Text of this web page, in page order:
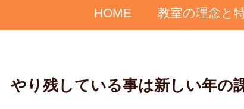
HOME 教室の理念と
やり残している事は新しい年の